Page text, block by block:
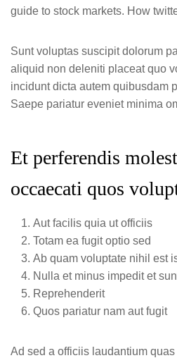
guide to stock markets. How
Sunt voluptas suscipit dolorum
aliquid non deleniti placeat quo
incidunt dicta autem quibusdam
Saepe pariatur eveniet minima
Et perferendis
occaecati quos
Aut facilis quia ut officiis
Totam ea fugit optio sed
Ab quam voluptate nihil est
Nulla et minus impedit et
Reprehenderit
Quos pariatur nam aut fugit
Ad sed a officiis laudantium